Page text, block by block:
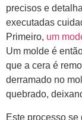
precisos e
executadas
Primeiro, um
Um molde é
que a cera é
derramado no
quebrado,
Este processo